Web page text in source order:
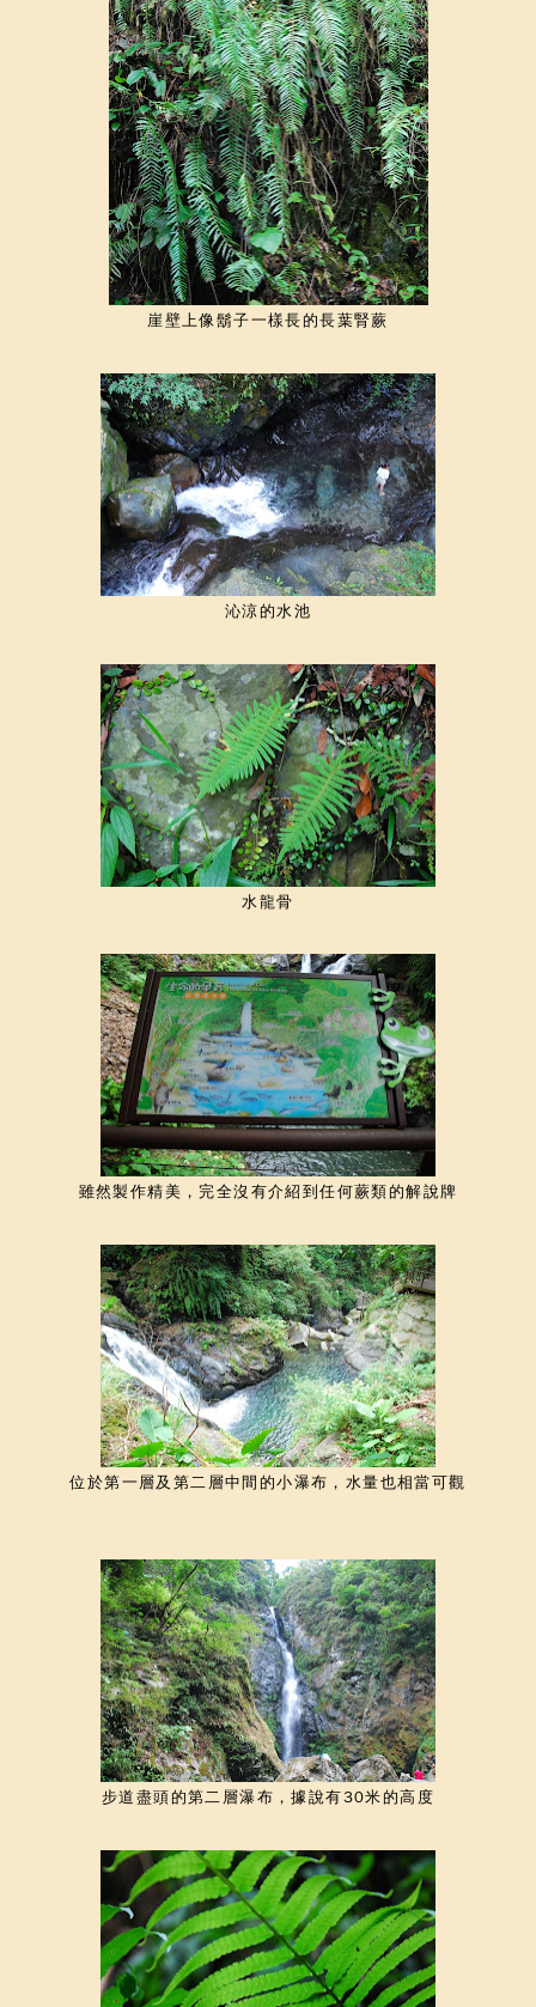
崖壁上像鬍子一樣長的長葉腎蕨
沁涼的水池
水龍骨
雖然製作精美，完全沒有介紹到任何蕨類的解說牌
位於第一層及第二層中間的小瀑布，水量也相當可觀
步道盡頭的第二層瀑布，據說有30米的高度